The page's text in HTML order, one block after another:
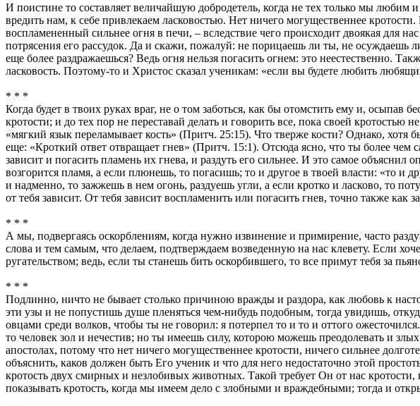
И поистине то составляет величайшую добродетель, когда не тех только мы
вредить нам, к себе привлекаем ласковостью. Нет ничего могущественнее
воспламененный сильнее огня в печи, – вследствие чего происходит двоякая для
потрясения его рассудок. Да и скажи, пожалуй: не порицаешь ли ты, не осуждаешь
еще более раздражаешься? Ведь огня нельзя погасить огнем: это неестественно.
ласковость. Поэтому-то и Христос сказал ученикам: «если вы будете любить
* * *
Когда будет в твоих руках враг, не о том заботься, как бы отомстить ему и, осыпав
кротости; и до тех пор не переставай делать и говорить все, пока своей кротостью
«мягкий язык переламывает кость» (Притч. 25:15). Что тверже кости? Однако, хотя
еще: «Кроткий ответ отвращает гнев» (Притч. 15:1). Отсюда ясно, что ты более чем
зависит и погасить пламень их гнева, и раздуть его сильнее. И это самое
возгорится пламя, а если плюнешь, то погасишь; то и другое в твоей власти: «то и
и надменно, то зажжешь в нем огонь, раздуешь угли, а если кротко и ласково, то
от тебя зависит. От тебя зависит воспламенить или погасить гнев, точно также как
* * *
А мы, подвергаясь оскорблениям, когда нужно извинение и примирение, часто
слова и тем самым, что делаем, подтверждаем возведенную на нас клевету. Если
ругательством; ведь, если ты станешь бить оскорбившего, то все примут тебя за
* * *
Подлинно, ничто не бывает столько причиною вражды и раздора, как любовь к
эти узы и не попустишь душе пленяться чем-нибудь подобным, тогда увидишь,
овцами среди волков, чтобы ты не говорил: я потерпел то и то и оттого
то человек зол и нечестив; но ты имеешь силу, которою можешь преодолевать и
апостолах, потому что нет ничего могущественнее кротости, ничего сильнее
объяснить, каков должен быть Его ученик и что для него недостаточно этой
кротость двух смирных и незлобивых животных. Такой требует Он от нас
показывать кротость, когда мы имеем дело с злобными и враждебными; тогда и